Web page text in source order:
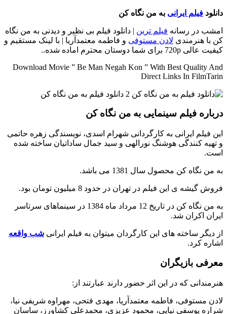
دانلود فیلم ایرانی به من نگاه کن
امشب در رسانه فیلم ترین | دانلود فیلم بی نظیر و دیدنی به من نگاه
کن با هنرمندی لادن مستوفی و فاطمه معتمدآریا | با لینک مستقیم و
کیفیت عالی 720p برای شما دوستان محترم اماده شده..
Download Movie ” Be Man Negah Kon ” With Best Quality And
Direct Links In FilmTarin
درباره فیلم سینمایی به من نگاه کن
این فیلم ایرانی به کارگردانی شهرام اسدی، نویسندگی زهره حاتمی
و تهیه کنندگی هوشنگ نورالهی و سید جمال ساداتیان ساخته شده
است.
به من نگاه کن محصول سال 1381 می باشد.
فروش گیشه ی این فیلم در تهران در حدود 8 میلیون تومان بود.
به من نگاه کن در تاریخ 12 مرداد ماه 1384 در سینماهای سرتاسر
ایران اکران شد.
از دیگر ساخته های این کارگردان میتوان به فیلم ایرانی شب واقعه
اشاره کرد.
معرفی بازیگران
هنرمندانی که در این اثر حضور دارند عبارتند از:
لادن مستوفی، فاطمه معتمدآریا، مهدی فتحی، مهراوه شریفی نیا،
شراره یوسفی نیایی، محمود عزیزی، محمدعلی کشاورز، ساسان